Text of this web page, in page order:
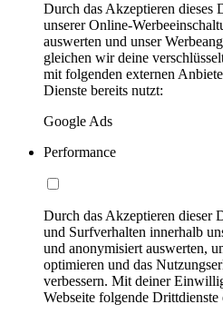
Durch das Akzeptieren dieses
unserer Online-
auswerten und unser
gleichen wir deine
mit folgenden externen
Dienste bereits nutzt:
Google Ads
Performance
Durch das Akzeptieren dieser
und Surfverhalten innerhalb
und anonymisiert auswerten,
optimieren und das
verbessern. Mit deiner
Webseite folgende Drittdienste